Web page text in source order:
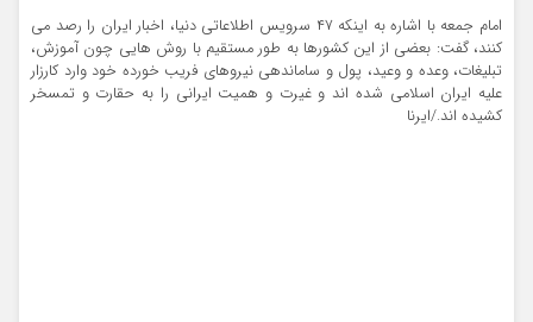
امام جمعه با اشاره به اینکه ۴۷ سرویس اطلاعاتی دنیا، اخبار ایران را رصد می
کنند، گفت: بعضی از این کشورها به طور مستقیم با روش هایی چون آموزش،
تبلیغات، وعده و وعید، پول و ساماندهی نیروهای فریب خورده خود وارد کارزار
علیه ایران اسلامی شده اند و غیرت و همیت ایرانی را به حقارت و تمسخر
کشیده اند./ایرنا